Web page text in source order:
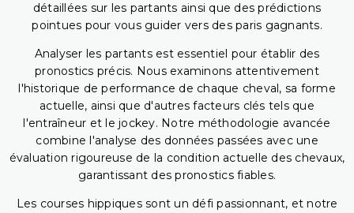
détaillées sur les partants ainsi que des prédictions
pointues pour vous guider vers des paris gagnants.
Analyser les partants est essentiel pour établir des
pronostics précis. Nous examinons attentivement
l'historique de performance de chaque cheval, sa forme
actuelle, ainsi que d'autres facteurs clés tels que
l'entraîneur et le jockey. Notre méthodologie avancée
combine l'analyse des données passées avec une
évaluation rigoureuse de la condition actuelle des chevaux,
garantissant des pronostics fiables.
Les courses hippiques sont un défi passionnant, et notre